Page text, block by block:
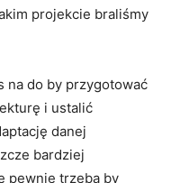
projekcie braliśmy
na do by przygotować
i ustalić
danej
bardziej
pewnie trzeba by